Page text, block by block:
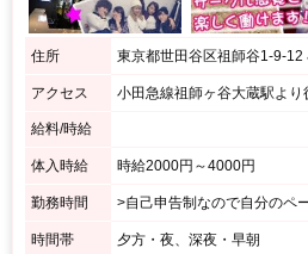
住所 東京都世田谷区祖師谷1-9-12
アクセス
給料/時給
体入時給 時給2000円～4000円
勤務時間
時間帯 夕方・夜、深夜・早朝